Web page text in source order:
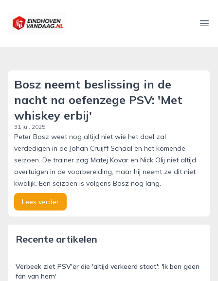
eindhovenvandaag.nl
Bosz neemt beslissing in de
nacht na oefenzege PSV: 'Met
whiskey erbij'
31 jul. 2025
Peter Bosz weet nog altijd niet wie het doel zal
verdedigen in de Johan Cruijff Schaal en het komende
seizoen. De trainer zag Matej Kovar en Nick Olij niet altijd
overtuigen in de voorbereiding, maar hij neemt ze dit niet
kwalijk. Een seizoen is volgens Bosz nog lang.
Lees verder
Recente artikelen
Verbeek ziet PSV'er die 'altijd verkeerd staat': 'Ik ben geen
fan van hem'